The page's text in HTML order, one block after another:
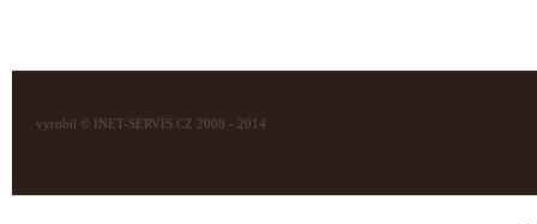
vyrobil © INET-SERVIS.CZ 2008 - 2014